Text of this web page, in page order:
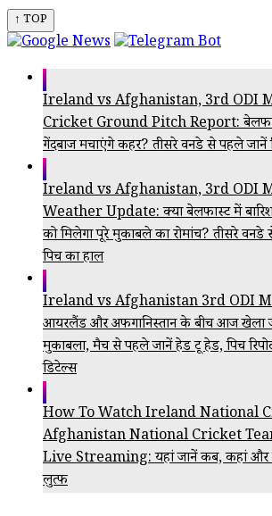
↑ TOP
Ireland vs Afghanistan, 3rd ODI
Cricket Ground Pitch Report:
गेंदबाज मचाएंगे कहर? तीसरे वनडे से पहले
Ireland vs Afghanistan, 3rd ODI
Weather Update: क्या बेलफास्ट में
को मिलेगा पूरे मुकाबले का रोमांच? तीसरे
पिच का हाल
Ireland vs Afghanistan 3rd ODI
आयरलैंड और अफगानिस्तान के बीच आज खेला
मुकाबला, मैच से पहले जानें हेड टू हेड, पिच
डिटेल्स
How To Watch Ireland National
Afghanistan National Cricket
Live Streaming: यहां जानें कब, कहां और
लुत्फ